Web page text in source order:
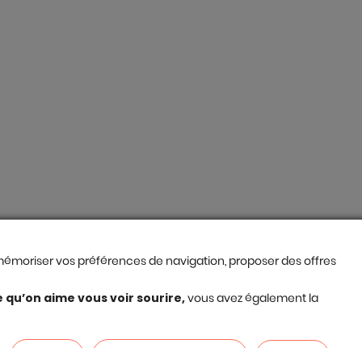
vos préférences de navigation, proposer des offres
qu’on aime vous voir sourire,vous avez également la